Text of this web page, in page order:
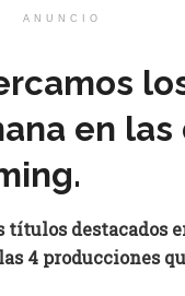
ANUNCIO
en
títulos destacados
4 producciones